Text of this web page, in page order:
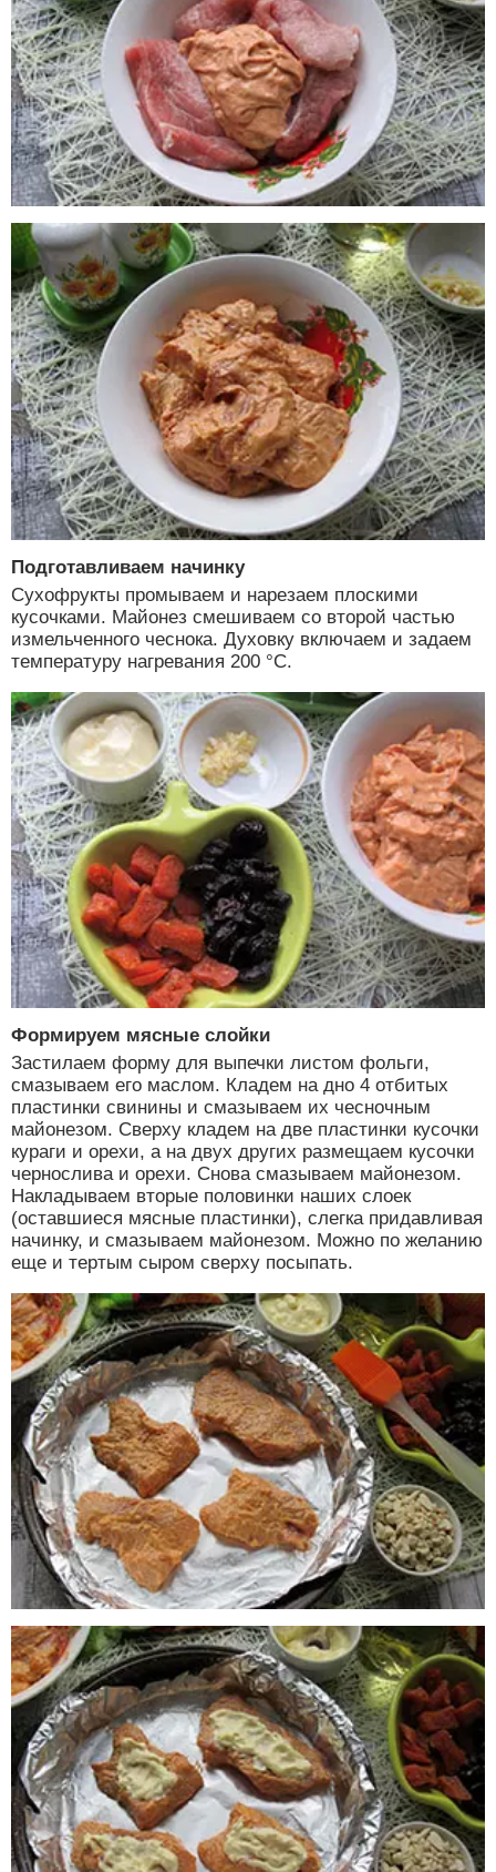
Подготавливаем начинку
Сухофрукты промываем и нарезаем плоскими
кусочками. Майонез смешиваем со второй частью
измельченного чеснока. Духовку включаем и задаем
температуру нагревания 200 °C.
Формируем мясные слойки
Застилаем форму для выпечки листом фольги,
смазываем его маслом. Кладем на дно 4 отбитых
пластинки свинины и смазываем их чесночным
майонезом. Сверху кладем на две пластинки кусочки
кураги и орехи, а на двух других размещаем кусочки
чернослива и орехи. Снова смазываем майонезом.
Накладываем вторые половинки наших слоек
(оставшиеся мясные пластинки), слегка придавливая
начинку, и смазываем майонезом. Можно по желанию
еще и тертым сыром сверху посыпать.